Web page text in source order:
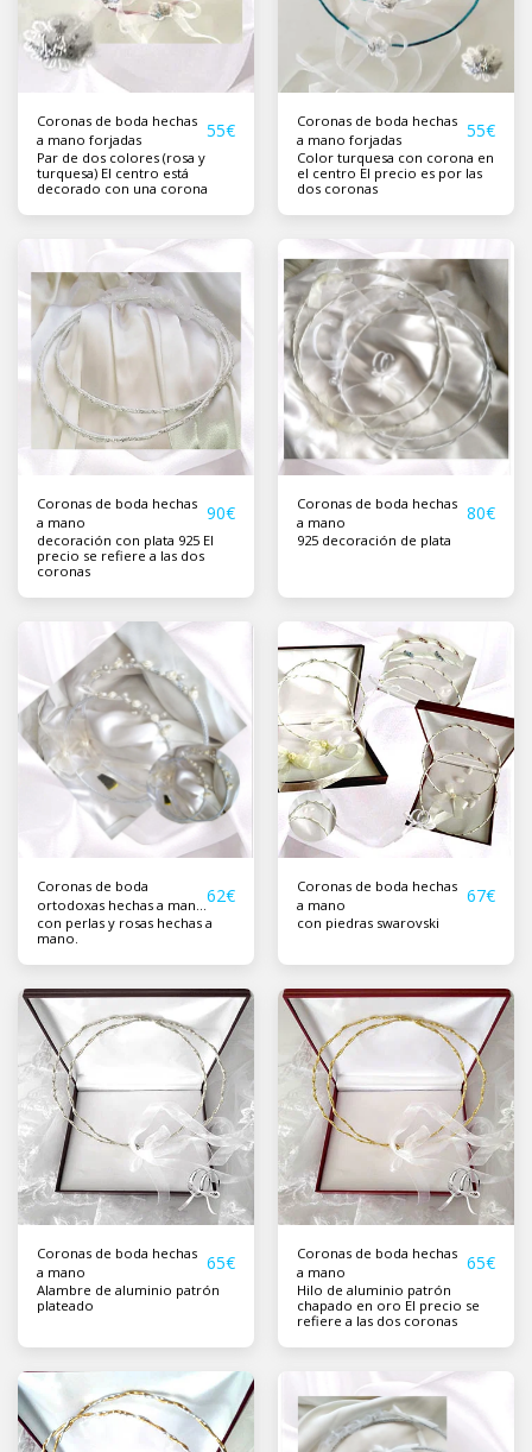
Coronas de boda hechas
a mano forjadas
55€
Par de dos colores (rosa y
turquesa) El centro está
decorado con una corona
Coronas de boda hechas
a mano forjadas
55€
Color turquesa con corona en
el centro El precio es por las
dos coronas
Coronas de boda hechas
a mano
90€
decoración con plata 925 El
precio se refiere a las dos
coronas
Coronas de boda hechas
a mano
80€
925 decoración de plata
Coronas de boda
ortodoxas hechas a mano
no. 1
62€
con perlas y rosas hechas a
mano.
Coronas de boda hechas
a mano
67€
con piedras swarovski
Coronas de boda hechas
a mano
65€
Alambre de aluminio patrón
plateado
Coronas de boda hechas
a mano
65€
Hilo de aluminio patrón
chapado en oro El precio se
refiere a las dos coronas